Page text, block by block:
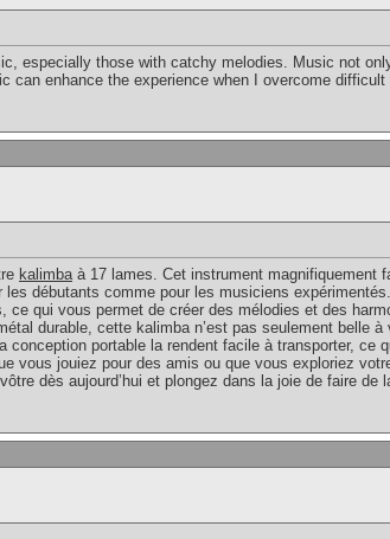
especially those with catchy melodies. Music not
can enhance the experience when I overcome
kalimbaà 17 lames. Cet instrument magnifiquement
les débutants comme pour les musiciens
ce qui vous permet de créer des mélodies et des
durable, cette kalimba n’est pas seulement belle
conception portable la rendent facile à transporter, ce
vous jouiez pour des amis ou que vous exploriez
dès aujourd’hui et plongez dans la joie de faire de